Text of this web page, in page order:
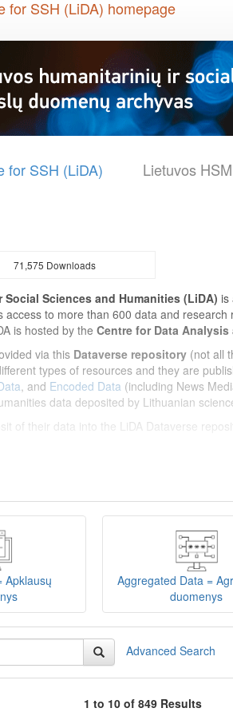
for SSH (LiDA) Lietuvos
71,575 Downloads
Sciences and Humanities (LiDA) is
access to more than 600 data and
is hosted by the Centre for Data
via this Dataverse repository (not all
types of resources and they are
, and Encoded Data (including News
data deposited by Lithuanian
of their data into the LiDA Dataverse
prieigą prie daugiau nei 600 duomenų
įsikūręsKauno technologijos universiteto
ši
(kol kas ne visi
atskiruose kataloguose pagal tipą:
(įskaitant Žiniasklaidos tyrimus). Taip
valstybės institucijų deponuoti socialinių ir
siūlome susipažinti su
LiDA
Apklausų
Aggregated Data =
duomenys
Advanced Search
1 to 10 of 849 Results